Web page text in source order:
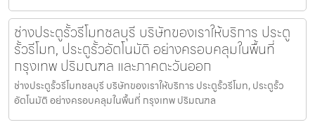
ช่างประตูรั้วรีโมทชลบุรี บริษัทของเราให้บริการ ประตู
รั้วรีโมท, ประตูรั้วอัตโนมัติ อย่างครอบคลุมในพื้นที่
กรุงเทพ ปริมณฑล และภาคตะวันออก
ช่างประตูรั้วรีโมทชลบุรี บริษัทของเราให้บริการ ประตูรั้วรีโมท, ประตูรั้ว
อัตโนมัติ อย่างครอบคลุมในพื้นที่ กรุงเทพ ปริมณฑล